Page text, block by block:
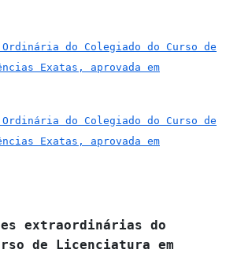
do Colegiado do Curso de
Exatas, aprovada em
do Colegiado do Curso de
Exatas, aprovada em
extraordinárias do
de Licenciatura em